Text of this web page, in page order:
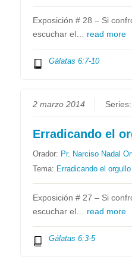
Exposición # 28 – Si
escuchar el… read more
Gálatas 6:7-10
2 marzo 2014 Series:
Erradicando el
Orador: Pr. Narciso Nadal
Tema: Erradicando el
Exposición # 27 – Si
escuchar el… read more
Gálatas 6:3-5